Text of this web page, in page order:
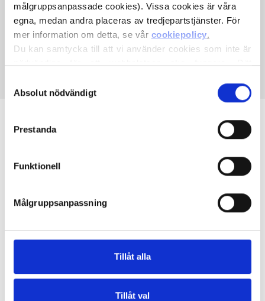
målgruppsanpassade cookies). Vissa cookies är våra
egna, medan andra placeras av tredjepartstjänster. För
mer information om detta, se vår cookiepolicy.
Du kan samtycka till att vi använder cookies som inte är
nödvändiga för att webbplatsen ska fungera. Ditt
egenskap av personuppgiftsansvarig, får behandla dina
Du kan när som helst ändra eller återkalla ditt samtycke
via vår cookiepolicy
, där du också hittar information om
avAbsolut nödvändigt
Prestanda
Funktionell
Målgruppsanpassning
Tillåt alla
Tillåt val
KNITTING FOR OLIVE
HEAVY MERINO HEAVY
KNITTING FOR OLIVE
HEAVY MERINO HEAVY
En mor och dotter skapar tillsammans stickmönster och
högkvalitativt garn med respekt för djur och miljö. Vi är
baserade i Köpenhamn, Danmark.
Knitting for Olive ApS
Godthåbsvej 55, 2000 Frederiksberg, Danmark